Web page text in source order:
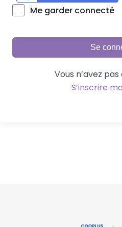
Me garder connecté
Se
Vous n’avez
S’inscrire